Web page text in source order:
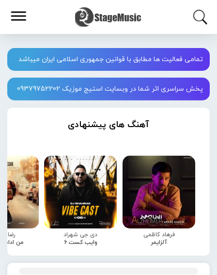
تمامی فعالیت ها مطابق با قوانین جمهوری اسلامی ایران میباشد
پخش سراسری اثر شما در وبسایت استیج موزیک 09379752202
آهنگ های پیشنهادی
فرهاد کاظمی
آلزایمر
دی جی شهراد
وایب کست 6
رضا
من